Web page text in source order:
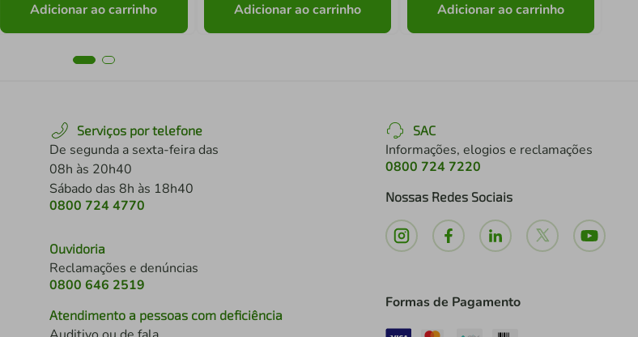
Adicionar ao carrinho Adicionar ao carrinho Adicionar ao carrinho
Serviços por telefone
De segunda a sexta-feira das
08h às 20h40
Sábado das 8h às 18h40
0800 724 4770
Ouvidoria
Reclamações e denúncias
0800 646 2519
Atendimento a pessoas com deficiência
SAC
Informações, elogios e reclamações
0800 724 7220
Nossas Redes Sociais
Formas de Pagamento